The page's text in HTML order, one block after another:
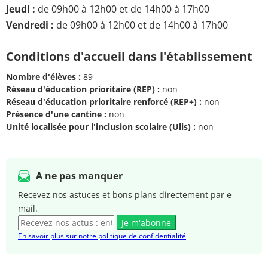
Jeudi : de 09h00 à 12h00 et de 14h00 à 17h00
Vendredi : de 09h00 à 12h00 et de 14h00 à 17h00
Conditions d'accueil dans l'établissement
Nombre d'élèves : 89
Réseau d'éducation prioritaire (REP) : non
Réseau d'éducation prioritaire renforcé (REP+) : non
Présence d'une cantine : non
Unité localisée pour l'inclusion scolaire (Ulis) : non
A ne pas manquer
Recevez nos astuces et bons plans directement par e-
mail.
Je m'abonne
En savoir plus sur notre politique de confidentialité